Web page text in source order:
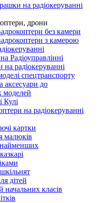
на радіокеруванні
дрони
без камери
з камерою
Радіоуправлінні
на радіокеруванні
спецтранспорту
аксесуари до
моделей
Кулі
на радіокеруванні
картки
малюків
дітей
начальних класів